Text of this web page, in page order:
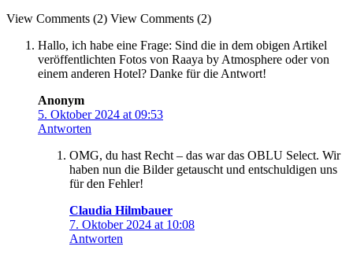
View Comments (2) View Comments (2)
Hallo, ich habe eine Frage: Sind die in dem obigen Artikel
veröffentlichten Fotos von Raaya by Atmosphere oder von
einem anderen Hotel? Danke für die Antwort!
Anonym
5. Oktober 2024 at 09:53
Antworten
OMG, du hast Recht – das war das OBLU Select. Wir
haben nun die Bilder getauscht und entschuldigen uns
für den Fehler!
Claudia Hilmbauer
7. Oktober 2024 at 10:08
Antworten